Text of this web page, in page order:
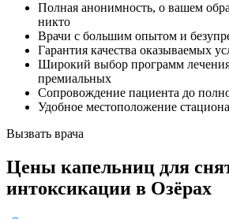
Полная анонимность, о вашем
никто
Врачи с большим опытом и
Гарантия качества оказываемых
Широкий выбор программ
премиальных
Сопровождение пациента до
Удобное местоположение
Вызвать врача
Цены капельниц для
интоксикации в Озёрах